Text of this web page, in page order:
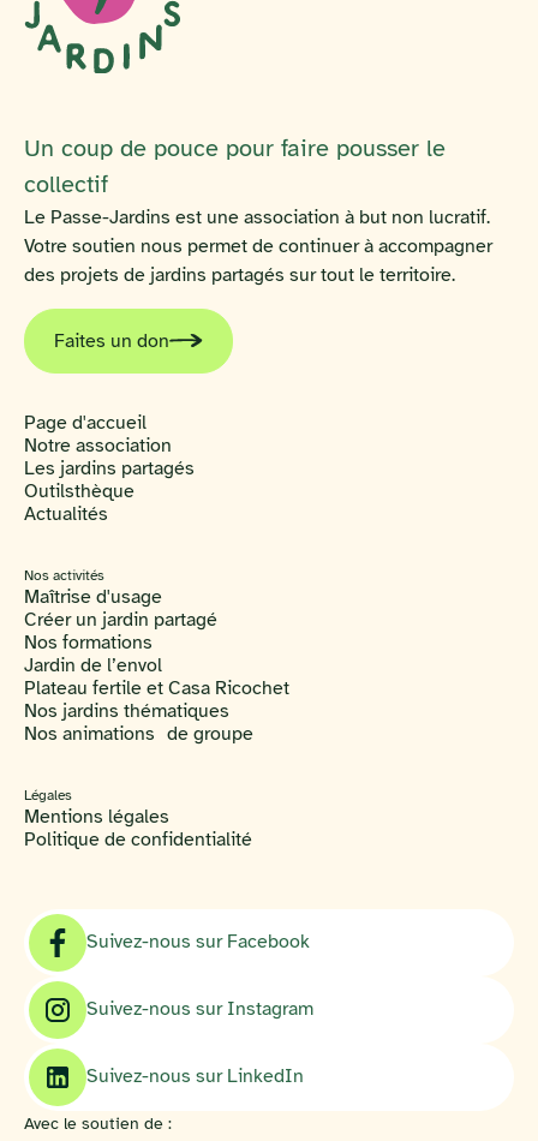
Un coup de pouce pour faire pousser le
collectif
Le Passe-Jardins est une association à but non lucratif.
Votre soutien nous permet de continuer à accompagner
des projets de jardins partagés sur tout le territoire.
Faites un don
Page d'accueil
Notre association
Les jardins partagés
Outilsthèque
Actualités
Nos activités
Maîtrise d'usage
Créer un jardin partagé
Nos formations
Jardin de l’envol
Plateau fertile et Casa Ricochet
Nos jardins thématiques
Nos animations de groupe
Légales
Mentions légales
Politique de confidentialité
Suivez-nous sur Facebook
Suivez-nous sur Instagram
Suivez-nous sur LinkedIn
Avec le soutien de :